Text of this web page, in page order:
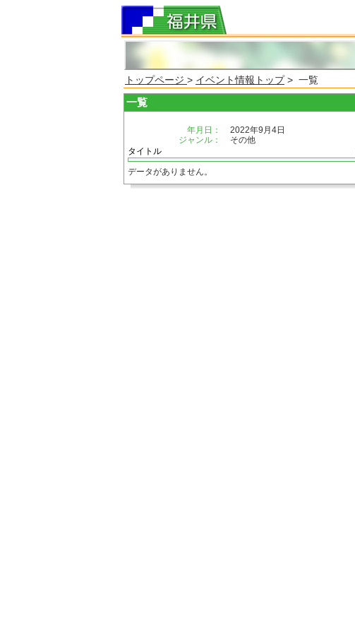
トップページ > イベント情報トップ> 一覧
一覧
年月日：
2022年9月4日
ジャンル：
その他
タイトル
データがありません。